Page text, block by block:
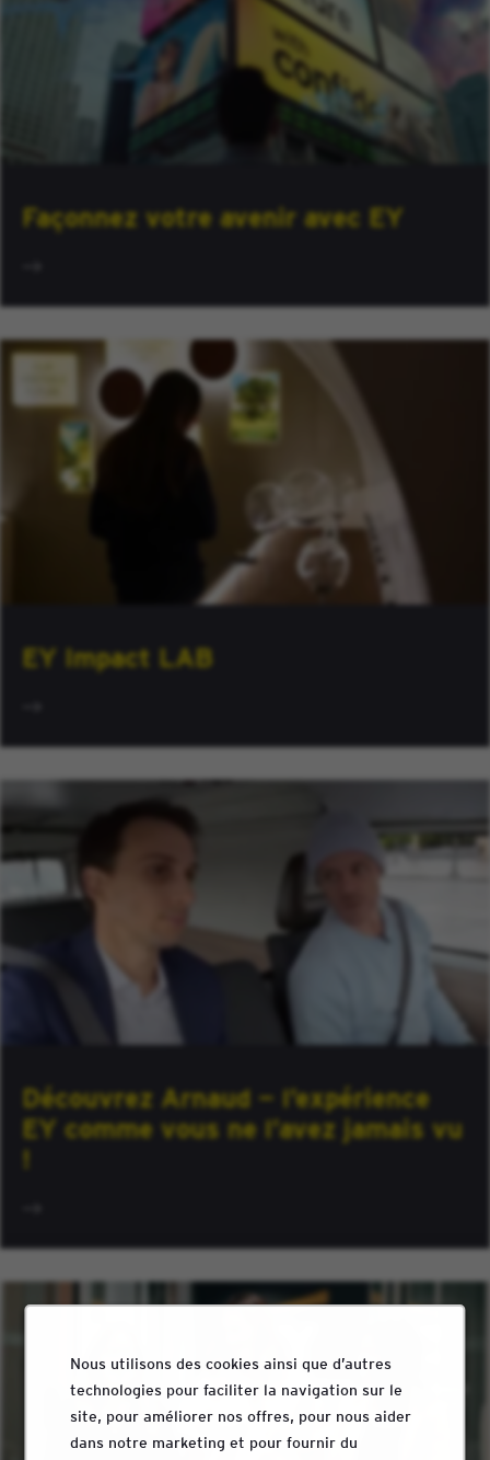
Nous utilisons des cookies ainsi que d’autres
technologies pour faciliter la navigation sur le
site, pour améliorer nos offres, pour nous aider
dans notre marketing et pour fournir du
Façonnez votre avenir avec EY
EY Impact LAB
Découvrez Arnaud — l’expérience
EY comme vous ne l’avez jamais vu
!